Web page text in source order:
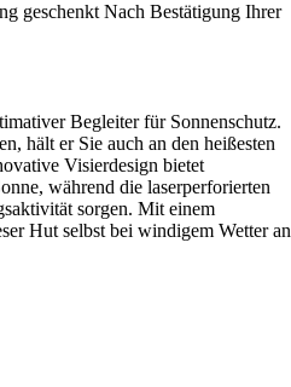
geschenkt Nach Bestätigung Ihrer
Begleiter für Sonnenschutz.
hält er Sie auch an den heißesten
Visierdesign bietet
während die laserperforierten
sorgen. Mit einem
Hut selbst bei windigem Wetter an